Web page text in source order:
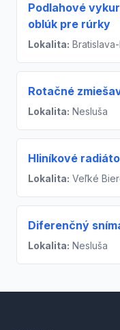
Podlahové
oblúk pre rúrky
Lokalita:
Rotačné
Lokalita: Nesluša
Hliníkové
Lokalita: Veľké
Diferenčný
Lokalita: Nesluša